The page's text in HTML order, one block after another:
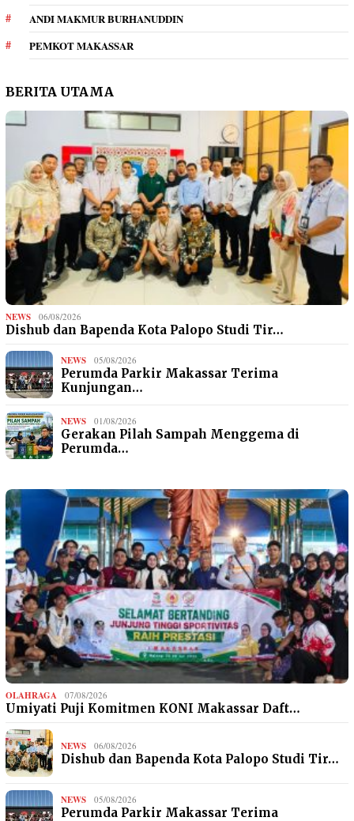
ANDI MAKMUR BURHANUDDIN
PEMKOT MAKASSAR
BERITA UTAMA
NEWS 06/08/2026
Dishub dan Bapenda Kota Palopo Studi Tir…
NEWS 05/08/2026
Perumda Parkir Makassar Terima
Kunjungan…
NEWS 01/08/2026
Gerakan Pilah Sampah Menggema di
Perumda…
OLAHRAGA 07/08/2026
Umiyati Puji Komitmen KONI Makassar Daft…
NEWS 06/08/2026
Dishub dan Bapenda Kota Palopo Studi Tir…
NEWS 05/08/2026
Perumda Parkir Makassar Terima